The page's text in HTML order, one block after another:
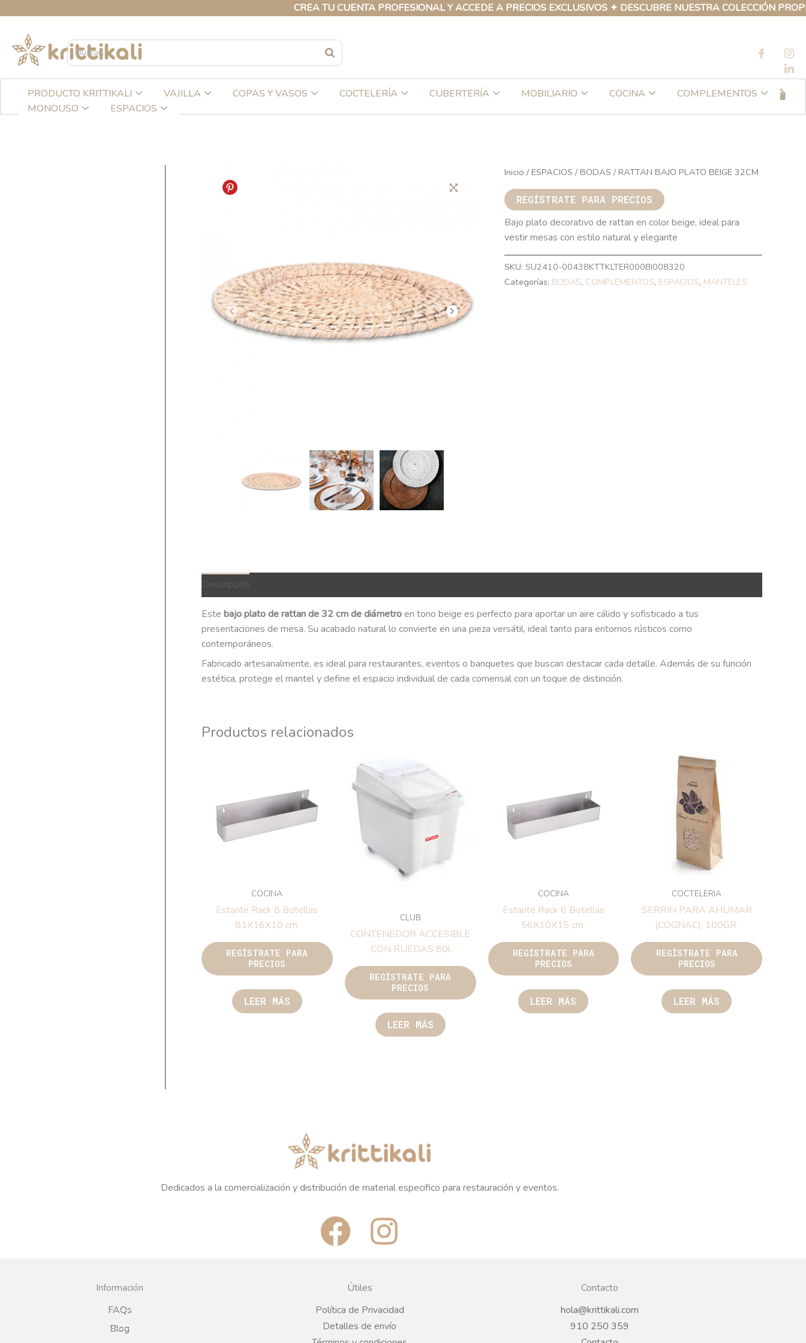
CREA TU CUENTA PROFESIONAL Y ACCEDE A PRECIOS EXCLUSIVOS ✦ DESCUBRE NUESTRA COLECCIÓN PROPIA DE
contenido
PRODUCTO KRITTIKALI VAJILLA COPAS Y VASOS COCTELERÍA CUBERTERÍA MOBILIARIO COCINA
COMPLEMENTOS
MONOUSO
ESPACIOS
Inicio / ESPACIOS / BODAS / RATTAN BAJO PLATO BEIGE 32CM
REGÍSTRATE PARA PRECIOS
Bajo plato decorativo de rattan en color beige, ideal para
vestir mesas con estilo natural y elegante
SKU: SU2410-00438KTTKLTER000BI008320
Categorías: BODAS, COMPLEMENTOS, ESPACIOS, MANTELES
Este bajo plato de rattan de 32 cm de diámetroen tono beige es perfecto para aportar un aire cálido y sofisticado a tus
presentaciones de mesa. Su acabado natural lo convierte en una pieza versátil, ideal tanto para entornos rústicos como
contemporáneos.
Fabricado artesanalmente, es ideal para restaurantes, eventos o banquetes que buscan destacar cada detalle. Además de su función
estética, protege el mantel y define el espacio individual de cada comensal con un toque de distinción.
Productos relacionados
COCINA
Estante Rack 8 Botellas
81X16X10 cm.
REGÍSTRATE PARA
PRECIOS
LEER MÁS
CLUB
CONTENEDOR ACCESIBLE
CON RUEDAS 80l
REGÍSTRATE PARA
PRECIOS
LEER MÁS
COCINA
Estante Rack 6 Botellas
56X10X15 cm.
REGÍSTRATE PARA
PRECIOS
LEER MÁS
COCTELERIA
SERRIN PARA AHUMAR
(COGNAC), 100GR.
REGÍSTRATE PARA
PRECIOS
LEER MÁS
Dedicados a la comercialización y distribución de material especifico para restauración y eventos.
F
a
c
e
I
n
t
Información
FAQs
Blog
Útiles
Política de Privacidad
Detalles de envío
Contacto
hola@krittikali.com
910 250 359